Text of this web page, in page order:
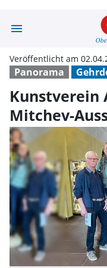
menu
Panorama
Veröffentlicht am
Kunstverein
Mitchev-